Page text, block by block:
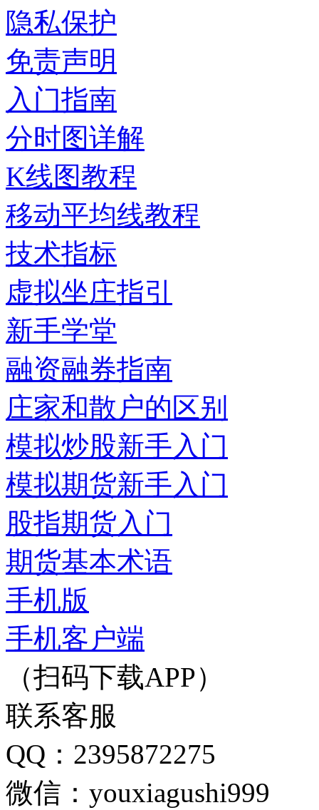
隐私保护
免责声明
入门指南
分时图详解
K线图教程
移动平均线教程
技术指标
虚拟坐庄指引
新手学堂
融资融券指南
庄家和散户的区别
模拟炒股新手入门
模拟期货新手入门
股指期货入门
期货基本术语
手机版
手机客户端
（扫码下载APP）
联系客服
QQ：2395872275
微信：youxiagushi999